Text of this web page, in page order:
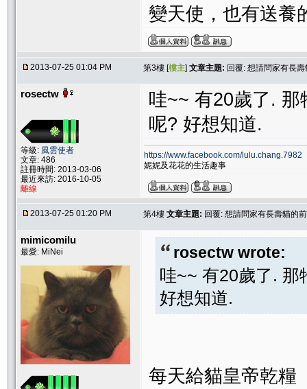
變天使，也有送養
2013-07-25 01:04 PM 第3樓 [樓主] 文章主題: 回覆: 想請問家有長
rosectw
等級: 風雲使者
文章: 486
註冊時間: 2013-03-06
最近來訪: 2016-10-05
離線
哇~~ 有20歲了.
呢? 好想知道.
https://www.facebook.com/lulu.chang.7982
妮妮及花花的生活趣事
2013-07-25 01:20 PM 第4樓 文章主題: 回覆: 想請問家有長壽貓的
mimicomilu
最愛: MiNei rosectw wrote:
哇~~ 有20歲了. 那
好想知道.
每天給貓皇帝乾糧